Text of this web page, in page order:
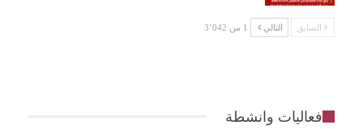
السابق التالي 1 من 3٬042
فعاليات وانشطة